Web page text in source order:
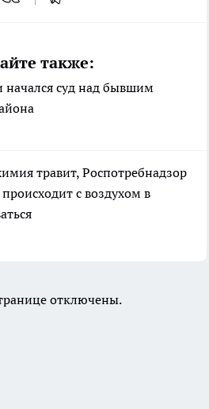
также:
начался суд над бывшим
травит, Роспотребнадзор
с воздухом в
отключены.